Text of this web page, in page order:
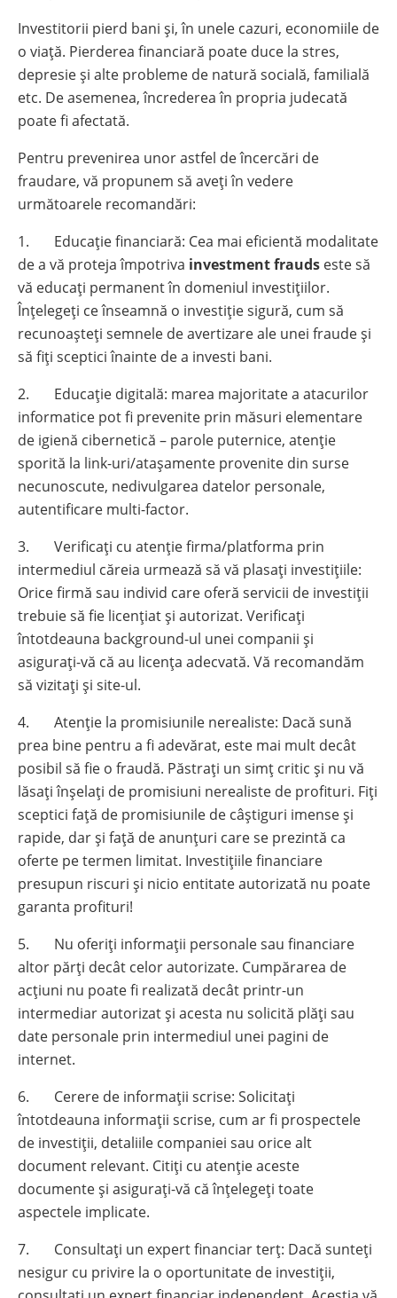
Investitorii pierd bani și, în unele cazuri, economiile de
o viață. Pierderea financiară poate duce la stres,
depresie și alte probleme de natură socială, familială
etc. De asemenea, încrederea în propria judecată
poate fi afectată.
Pentru prevenirea unor astfel de încercări de
fraudare, vă propunem să aveți în vedere
următoarele recomandări:
1. Educație financiară: Cea mai eficientă modalitate
de a vă proteja împotriva investment frauds este să
vă educați permanent în domeniul investițiilor.
Înțelegeți ce înseamnă o investiție sigură, cum să
recunoașteți semnele de avertizare ale unei fraude și
să fiți sceptici înainte de a investi bani.
2. Educație digitală: marea majoritate a atacurilor
informatice pot fi prevenite prin măsuri elementare
de igienă cibernetică – parole puternice, atenție
sporită la link-uri/atașamente provenite din surse
necunoscute, nedivulgarea datelor personale,
autentificare multi-factor.
3. Verificați cu atenție firma/platforma prin
intermediul căreia urmează să vă plasați investițiile:
Orice firmă sau individ care oferă servicii de investiții
trebuie să fie licențiat și autorizat. Verificați
întotdeauna background-ul unei companii și
asigurați-vă că au licența adecvată. Vă recomandăm
să vizitați și site-ul.
4. Atenție la promisiunile nerealiste: Dacă sună
prea bine pentru a fi adevărat, este mai mult decât
posibil să fie o fraudă. Păstrați un simț critic și nu vă
lăsați înșelați de promisiuni nerealiste de profituri. Fiți
sceptici față de promisiunile de câștiguri imense și
rapide, dar și față de anunțuri care se prezintă ca
oferte pe termen limitat. Investițiile financiare
presupun riscuri și nicio entitate autorizată nu poate
garanta profituri!
5. Nu oferiți informații personale sau financiare
altor părți decât celor autorizate. Cumpărarea de
acțiuni nu poate fi realizată decât printr-un
intermediar autorizat și acesta nu solicită plăți sau
date personale prin intermediul unei pagini de
internet.
6. Cerere de informații scrise: Solicitați
întotdeauna informații scrise, cum ar fi prospectele
de investiții, detaliile companiei sau orice alt
document relevant. Citiți cu atenție aceste
documente și asigurați-vă că înțelegeți toate
aspectele implicate.
7. Consultați un expert financiar terț: Dacă sunteți
nesigur cu privire la o oportunitate de investiții,